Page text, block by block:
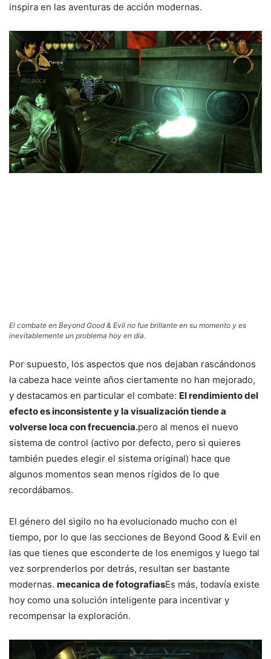
inspira en las aventuras de acción modernas.
El combate en Beyond Good & Evil no fue brillante en su momento y es
inevitablemente un problema hoy en día.
Por supuesto, los aspectos que nos dejaban rascándonos
la cabeza hace veinte años ciertamente no han mejorado,
y destacamos en particular el combate: El rendimiento del
efecto es inconsistente y la visualización tiende a
volverse loca con frecuencia.pero al menos el nuevo
sistema de control (activo por defecto, pero si quieres
también puedes elegir el sistema original) hace que
algunos momentos sean menos rígidos de lo que
recordábamos.
El género del sigilo no ha evolucionado mucho con el
tiempo, por lo que las secciones de Beyond Good & Evil en
las que tienes que esconderte de los enemigos y luego tal
vez sorprenderlos por detrás, resultan ser bastante
modernas. mecanica de fotografiasEs más, todavía existe
hoy como una solución inteligente para incentivar y
recompensar la exploración.